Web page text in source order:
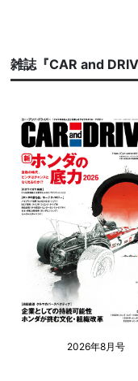
雑誌『CAR and
2026年8月号